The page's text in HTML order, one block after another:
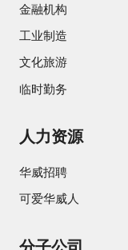
金融机构
工业制造
文化旅游
临时勤务
人力资源
华威招聘
可爱华威人